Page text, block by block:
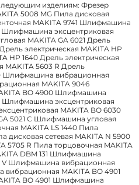
изделиям: Фрезер
5008 MG Пила дисковая
MAKITA 9741 Шлифмашина
Шлифмашина эксцентриковая
MAKITA GA 6021 Дрель
электрическая MAKITA HP
HP 1640 Дрель электрическая
MAKITA 5603 R Дрель
Шлифмашина вибрационная
MAKITA 9046
BO 4900 Шлифмашина
Шлифмашина эксцентриковая
MAKITA BO 6030
5021 С Шлифмашина угловая
MAKITA LS 1440 Пила
дисковая сетевая MAKITA N 5900
5705 R Пила торцовочная MAKITA
DBM 131 Шлифмашина
V Шлифмашина вибрационная
MAKITA BO 4901
BO 4901 Шлифмашина